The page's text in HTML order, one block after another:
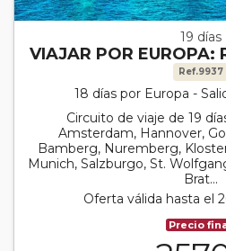
19 días
VIAJAR POR EUROPA:
Ref.9937
18 días por Europa -
Circuito de viaje de 19
Amsterdam, Hannover,
Bamberg, Nuremberg,
Munich, Salzburgo, St.
Brat...
Oferta válida hasta el
Precio